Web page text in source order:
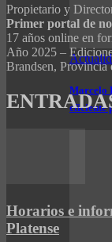
Marcelo
eficiente
Propietario y
Primer portal de
17 años online en
Año 2025 –
Brandsen, Provincia
Horarios e
Platense